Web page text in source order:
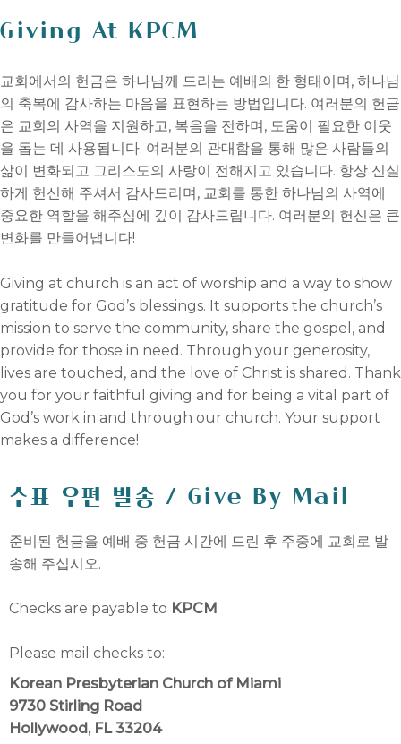
Giving At KPCM
교회에서의 헌금은 하나님께 드리는 예배의 한 형태이며, 하나님
의 축복에 감사하는 마음을 표현하는 방법입니다. 여러분의 헌금
은 교회의 사역을 지원하고, 복음을 전하며, 도움이 필요한 이웃
을 돕는 데 사용됩니다. 여러분의 관대함을 통해 많은 사람들의
삶이 변화되고 그리스도의 사랑이 전해지고 있습니다. 항상 신실
하게 헌신해 주셔서 감사드리며, 교회를 통한 하나님의 사역에
중요한 역할을 해주심에 깊이 감사드립니다. 여러분의 헌신은 큰
변화를 만들어냅니다!
Giving at church is an act of worship and a way to show
gratitude for God’s blessings. It supports the church’s
mission to serve the community, share the gospel, and
provide for those in need. Through your generosity,
lives are touched, and the love of Christ is shared. Thank
you for your faithful giving and for being a vital part of
God’s work in and through our church. Your support
makes a difference!
수표 우편 발송 / Give By Mail
준비된 헌금을 예배 중 헌금 시간에 드린 후 주중에 교회로 발
송해 주십시오.
Checks are payable to KPCM
Please mail checks to:
Korean Presbyterian Church of Miami
9730 Stirling Road
Hollywood, FL 33204